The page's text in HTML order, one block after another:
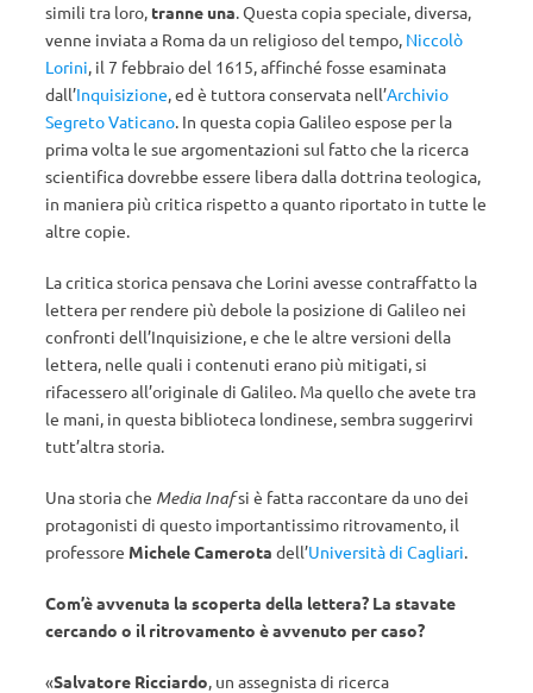
simili tra loro, tranne una. Questa copia speciale, diversa,
venne inviata a Roma da un religioso del tempo, Niccolò
Lorini, il 7 febbraio del 1615, affinché fosse esaminata
dall’Inquisizione, ed è tuttora conservata nell’Archivio
Segreto Vaticano. In questa copia Galileo espose per la
prima volta le sue argomentazioni sul fatto che la ricerca
scientifica dovrebbe essere libera dalla dottrina teologica,
in maniera più critica rispetto a quanto riportato in tutte le
altre copie.
La critica storica pensava che Lorini avesse contraffatto la
lettera per rendere più debole la posizione di Galileo nei
confronti dell’Inquisizione, e che le altre versioni della
lettera, nelle quali i contenuti erano più mitigati, si
rifacessero all’originale di Galileo. Ma quello che avete tra
le mani, in questa biblioteca londinese, sembra suggerirvi
tutt’altra storia.
Una storia che Media Inafsi è fatta raccontare da uno dei
protagonisti di questo importantissimo ritrovamento, il
professore Michele Camerota dell’Università di Cagliari.
Com’è avvenuta la scoperta della lettera? La stavate
cercando o il ritrovamento è avvenuto per caso?
«Salvatore Ricciardo, un assegnista di ricerca